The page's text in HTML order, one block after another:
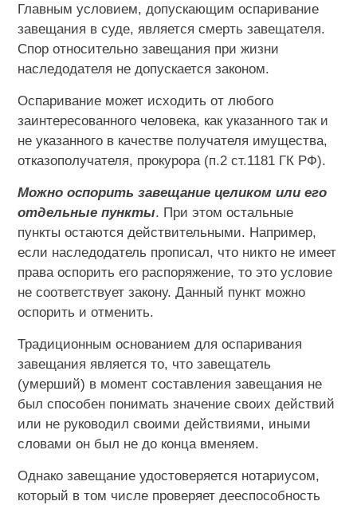
Главным условием, допускающим оспаривание
завещания в суде, является смерть завещателя.
Спор относительно завещания при жизни
наследодателя не допускается законом.
Оспаривание может исходить от любого
заинтересованного человека, как указанного так и
не указанного в качестве получателя имущества,
отказополучателя, прокурора (п.2 ст.1181 ГК РФ).
Можно оспорить завещание целиком или его
отдельные пункты. При этом остальные
пункты остаются действительными. Например,
если наследодатель прописал, что никто не имеет
права оспорить его распоряжение, то это условие
не соответствует закону. Данный пункт можно
оспорить и отменить.
Традиционным основанием для оспаривания
завещания является то, что завещатель
(умерший) в момент составления завещания не
был способен понимать значение своих действий
или не руководил своими действиями, иными
словами он был не до конца вменяем.
Однако завещание удостоверяется нотариусом,
который в том числе проверяет дееспособность